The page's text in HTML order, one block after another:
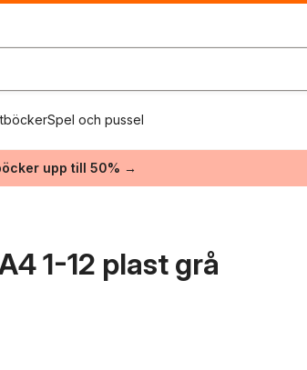
Spel och pussel
upp till 50% →
1-12 plast grå